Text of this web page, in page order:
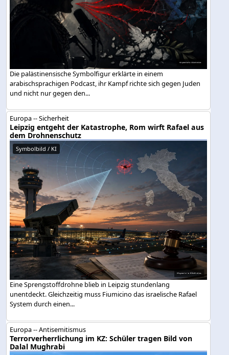
Die palästinensische Symbolfigur erklärte in einem
arabischsprachigen Podcast, ihr Kampf richte sich gegen Juden
und nicht nur gegen den...
Europa -- Sicherheit
Leipzig entgeht der Katastrophe, Rom wirft Rafael aus
dem Drohnenschutz
Symbolbild / KI
Eine Sprengstoffdrohne blieb in Leipzig stundenlang
unentdeckt. Gleichzeitig muss Fiumicino das israelische Rafael
System durch einen...
Europa -- Antisemitismus
Terrorverherrlichung im KZ: Schüler tragen Bild von
Dalal Mughrabi